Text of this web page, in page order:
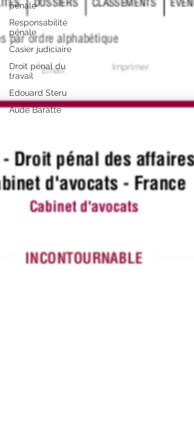
pénale
Responsabilité
pénale
Casier judiciaire
Droit pénal du
travail
Edouard Steru
Aude Baratte